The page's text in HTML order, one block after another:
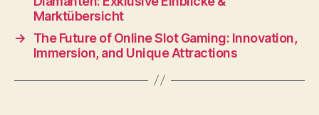
Marktübersicht
→
The Future of Online Slot Gaming: Innovation,
Immersion, and Unique Attractions